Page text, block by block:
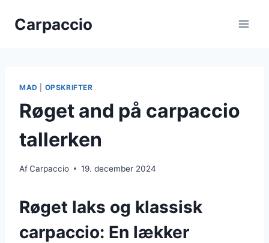
Carpaccio
MAD OPSKRIFTER
Røget and på carpaccio
tallerken
AfCarpaccio 19. december 2024
Røget laks og klassisk
carpaccio: En lækker